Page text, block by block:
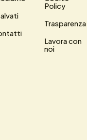
Policy
Trasparenza
Lavora con
noi